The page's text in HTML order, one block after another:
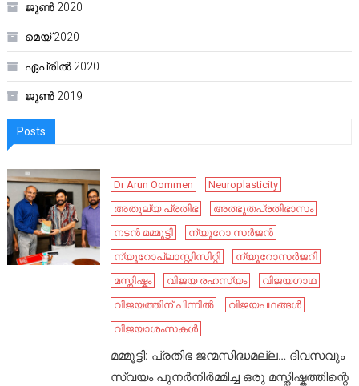
ജൂൺ 2020
മെയ്‌ 2020
ഏപ്രിൽ 2020
ജൂൺ 2019
Posts
Dr Arun Oommen
Neuroplasticity
അതുല്യ പ്രതിഭ
അത്ഭുതപ്രതിഭാസം
നടൻ മമ്മൂട്ടി
ന്യൂറോ സർജൻ
ന്യൂറോപ്ലാസ്റ്റിസിറ്റി
ന്യൂറോസർജറി
മസ്തിഷ്കം
വിജയ രഹസ്യം
വിജയഗാഥ
വിജയത്തിന് പിന്നിൽ
വിജയപഥങ്ങൾ
വിജയാശംസകൾ
മമ്മൂട്ടി: പ്രതിഭ ജന്മസിദ്ധമല്ല… ദിവസവും
സ്വയം പുനർനിർമ്മിച്ച ഒരു മസ്തിഷ്കത്തിന്റെ